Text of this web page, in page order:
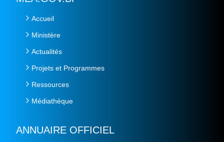
Accueil
Ministère
Actualités
Projets et Programmes
Ressources
Médiathèque
ANNUAIRE OFFICIEL